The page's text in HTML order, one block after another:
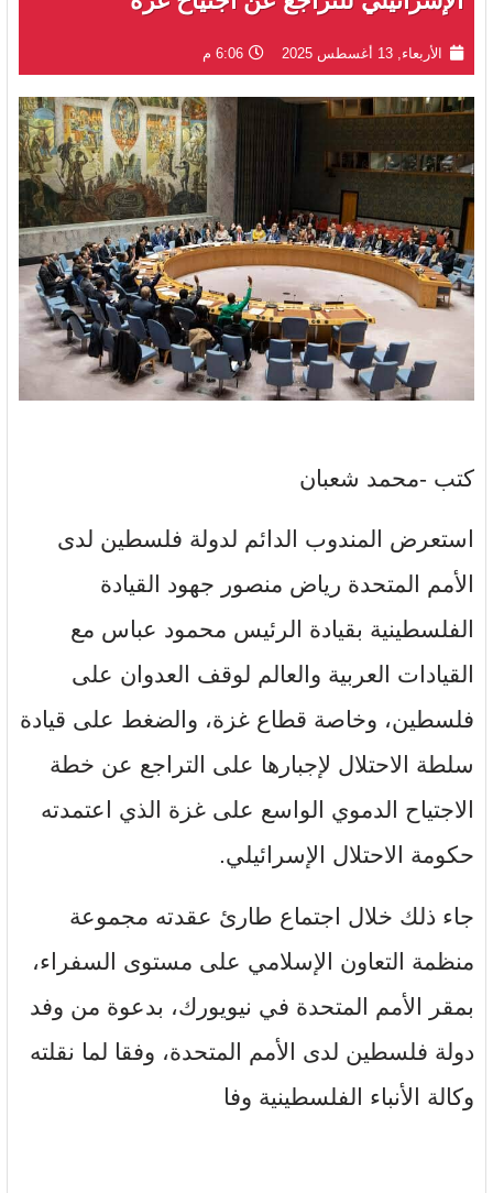
الأربعاء, 13 أغسطس 2025 6:06 م
كتب -محمد شعبان
استعرض المندوب الدائم لدولة فلسطين لدى
الأمم المتحدة رياض منصور جهود القيادة
الفلسطينية بقيادة الرئيس محمود عباس مع
القيادات العربية والعالم لوقف العدوان على
فلسطين، وخاصة قطاع غزة، والضغط على قيادة
سلطة الاحتلال لإجبارها على التراجع عن خطة
الاجتياح الدموي الواسع على غزة الذي اعتمدته
حكومة الاحتلال الإسرائيلي.
جاء ذلك خلال اجتماع طارئ عقدته مجموعة
منظمة التعاون الإسلامي على مستوى السفراء،
بمقر الأمم المتحدة في نيويورك، بدعوة من وفد
دولة فلسطين لدى الأمم المتحدة، وفقا لما نقلته
وكالة الأنباء الفلسطينية وفا